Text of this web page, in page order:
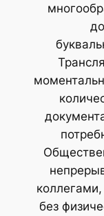
без